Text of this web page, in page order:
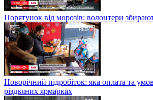
Порятунок від морозів: волонтери
Новорічний підробіток: яка оплата та
різдвяних ярмарках